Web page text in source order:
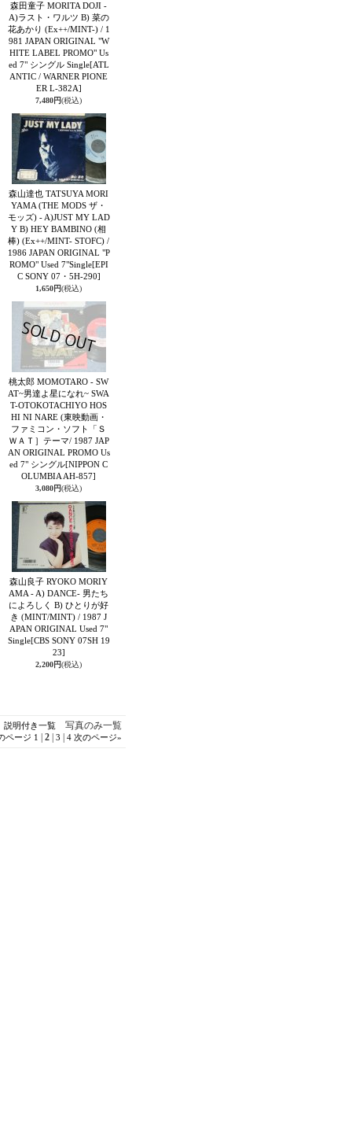
森田童子 MORITA DOJI -
A)ラスト・ワルツ B) 菜の
花あかり (Ex++/MINT-) / 1
981 JAPAN ORIGINAL "W
HITE LABEL PROMO" Us
ed 7" シングル Single[ATL
ANTIC / WARNER PIONE
ER L-382A]
7,480円(税込)
森山達也 TATSUYA MORI
YAMA (THE MODS ザ・
モッズ) - A)JUST MY LAD
Y B) HEY BAMBINO (相
棒) (Ex++/MINT- STOFC) /
1986 JAPAN ORIGINAL "P
ROMO" Used 7"Single[EPI
C SONY 07・5H-290]
1,650円(税込)
桃太郎 MOMOTARO - SW
AT~男達よ星になれ~ SWA
T-OTOKOTACHIYO HOS
HI NI NARE (東映動画・
ファミコン・ソフト「Ｓ
ＷＡＴ］テーマ/ 1987 JAP
AN ORIGINAL PROMO Us
ed 7" シングル[NIPPON C
OLUMBIA AH-857]
3,080円(税込)
森山良子 RYOKO MORIY
AMA - A) DANCE- 男たち
によろしく B) ひとりが好
き (MINT/MINT) / 1987 J
APAN ORIGINAL Used 7"
Single[CBS SONY 07SH 19
23]
2,200円(税込)
説明付き一覧写真のみ一覧
ページ 1 2| 3 4 次のページ»